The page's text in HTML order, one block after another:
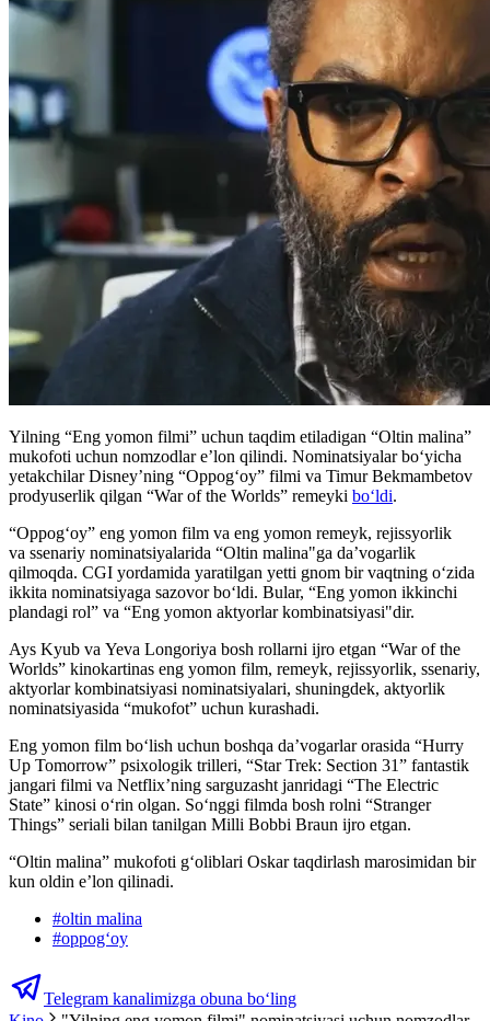
Yilning “Eng yomon filmi” uchun taqdim etiladigan “Oltin malina”
mukofoti uchun nomzodlar e’lon qilindi. Nominatsiyalar bo‘yicha
yetakchilar Disney’ning “Oppog‘oy” filmi va Timur Bekmambetov
prodyuserlik qilgan “War of the Worlds” remeyki bo‘ldi.
“Oppog‘oy” eng yomon film va eng yomon remeyk, rejissyorlik
va ssenariy nominatsiyalarida “Oltin malina"ga da’vogarlik
qilmoqda. CGI yordamida yaratilgan yetti gnom bir vaqtning o‘zida
ikkita nominatsiyaga sazovor bo‘ldi. Bular, “Eng yomon ikkinchi
plandagi rol” va “Eng yomon aktyorlar kombinatsiyasi"dir.
Ays Kyub va Yeva Longoriya bosh rollarni ijro etgan “War of the
Worlds” kinokartinas eng yomon film, remeyk, rejissyorlik, ssenariy,
aktyorlar kombinatsiyasi nominatsiyalari, shuningdek, aktyorlik
nominatsiyasida “mukofot” uchun kurashadi.
Eng yomon film bo‘lish uchun boshqa da’vogarlar orasida “Hurry
Up Tomorrow” psixologik trilleri, “Star Trek: Section 31” fantastik
jangari filmi va Netflix’ning sarguzasht janridagi “The Electric
State” kinosi oʻrin olgan. Soʻnggi filmda bosh rolni “Stranger
Things” seriali bilan tanilgan Milli Bobbi Braun ijro etgan.
“Oltin malina” mukofoti gʻoliblari Oskar taqdirlash marosimidan bir
kun oldin e’lon qilinadi.
#oltin malina
#oppogʻoy
Telegram kanalimizga obuna bo‘ling